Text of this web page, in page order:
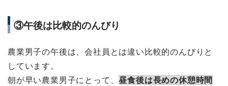
③午後は比較的のんびり
農業男子の午後は、会社員とは違い比較的のんびりと
しています。
朝が早い農業男子にとって、昼食後は長めの休憩時間